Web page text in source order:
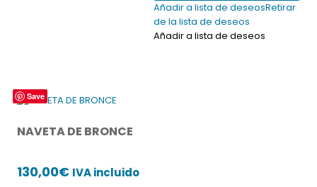
Añadir a lista de deseosRetirar
de la lista de deseos
Añadir a lista de deseos
Save
NAVETA DE BRONCE
130,00€ IVA incluido